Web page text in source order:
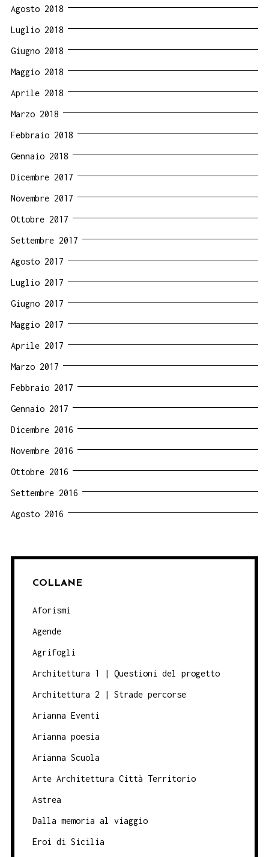
Agosto 2018
Luglio 2018
Giugno 2018
Maggio 2018
Aprile 2018
Marzo 2018
Febbraio 2018
Gennaio 2018
Dicembre 2017
Novembre 2017
Ottobre 2017
Settembre 2017
Agosto 2017
Luglio 2017
Giugno 2017
Maggio 2017
Aprile 2017
Marzo 2017
Febbraio 2017
Gennaio 2017
Dicembre 2016
Novembre 2016
Ottobre 2016
Settembre 2016
Agosto 2016
COLLANE
Aforismi
Agende
Agrifogli
Architettura 1 | Questioni del progetto
Architettura 2 | Strade percorse
Arianna Eventi
Arianna poesia
Arianna Scuola
Arte Architettura Città Territorio
Astrea
Dalla memoria al viaggio
Eroi di Sicilia